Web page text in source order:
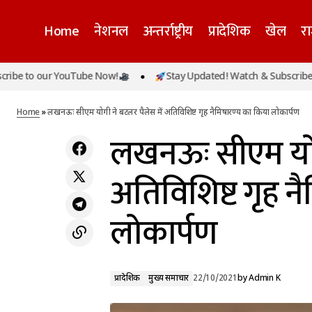
Home नेशनल अन्तर्राष्ट्रीय प्रादेशिक खेल
यूपीः मिशन शक्ति तीसरे चरण में अब तक 22 लाख
YouTube Now! Stay Updated! Watch & Subscribe to our
Home»लखनऊः सीएम योगी ने बटलर पैलेस में अतिविशिष्ट गृह नैमिषारण्य का किया लोकार्पण
लखनऊः सीएम
अतिविशिष्ट गृह
लोकार्पण
प्रादेशिक मुख्य समाचार 22/10/2021byAdmin K